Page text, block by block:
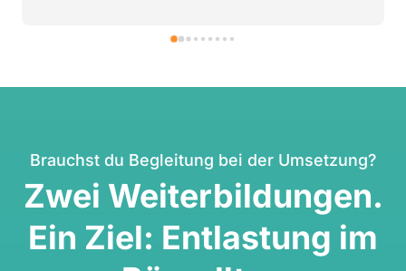
Brauchst du Begleitung bei der Umsetzung?
Zwei Weiterbildungen.
Ein Ziel: Entlastung im